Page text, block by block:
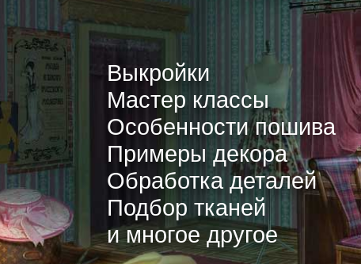
Выкройки
Мастер классы
Особенности пошива
Примеры декора
Обработка деталей
Подбор тканей
и многое другое